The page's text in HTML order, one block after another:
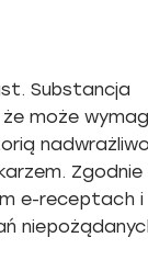
Substancja
może
Zgodnie
e-receptach i